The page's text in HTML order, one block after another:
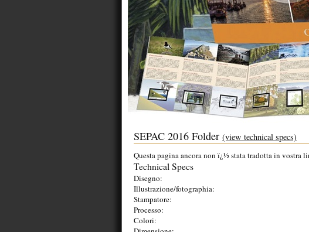
SEPAC 2016 Folder (view technical specs)
Questa pagina ancora non ï¿½ stata tradotta in
Technical Specs
Disegno:
Illustrazione/fotographia:
Stampatore:
Processo:
Colori: